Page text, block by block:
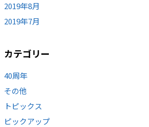
2019年8月
2019年7月
カテゴリー
40周年
その他
トピックス
ピックアップ